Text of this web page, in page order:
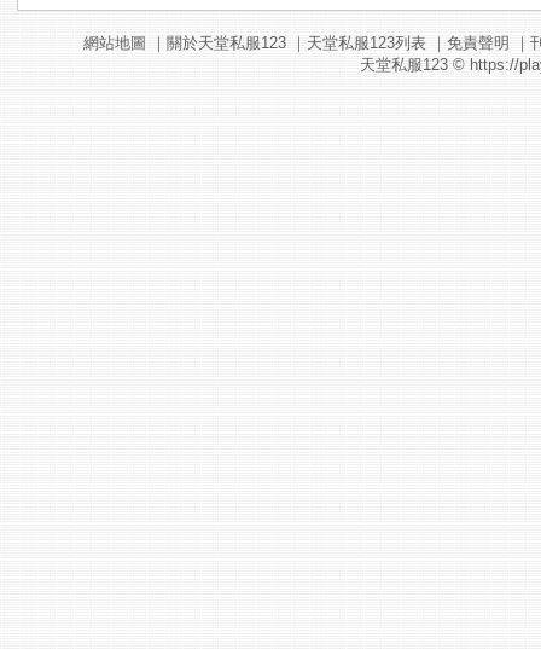
網站地圖 ｜ 關於天堂私服123｜ 天堂私服123列表｜ 免責聲明 ｜
天堂私服123© https://